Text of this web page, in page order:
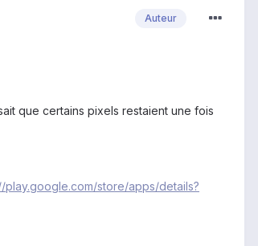
Auteur
que certains pixels restaient une fois
play.google.com/store/apps/details?